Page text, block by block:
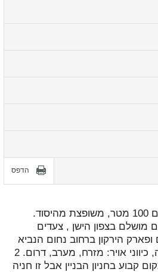
הדפס
למכירה דירת 4 חדרים 100 מטר, משופצת מהיסוד.
בצפון הישן , צעדים
הירקון ברחוב נחום הנביא
השקט. קומה ראשונה, כיווני אויר: מזרח, מערב, דרום. 2
קבוע בחניון הבניין אבל זו חניה